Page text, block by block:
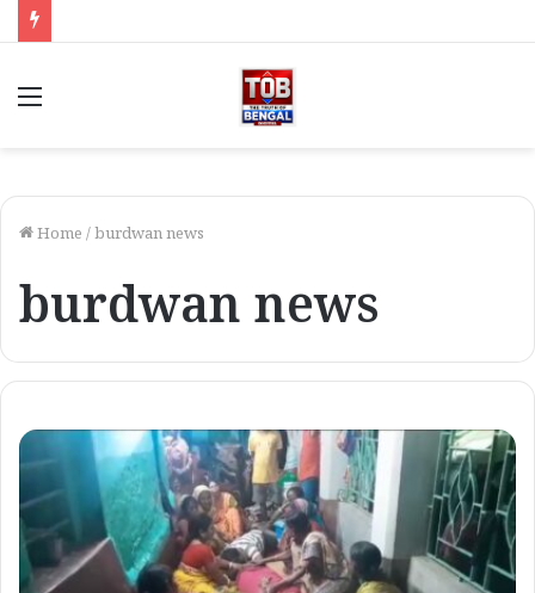
Menu
Home /burdwan news
burdwan news